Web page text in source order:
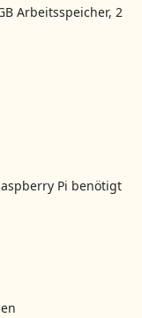
Arbeitsspeicher, 2
Pi benötigt